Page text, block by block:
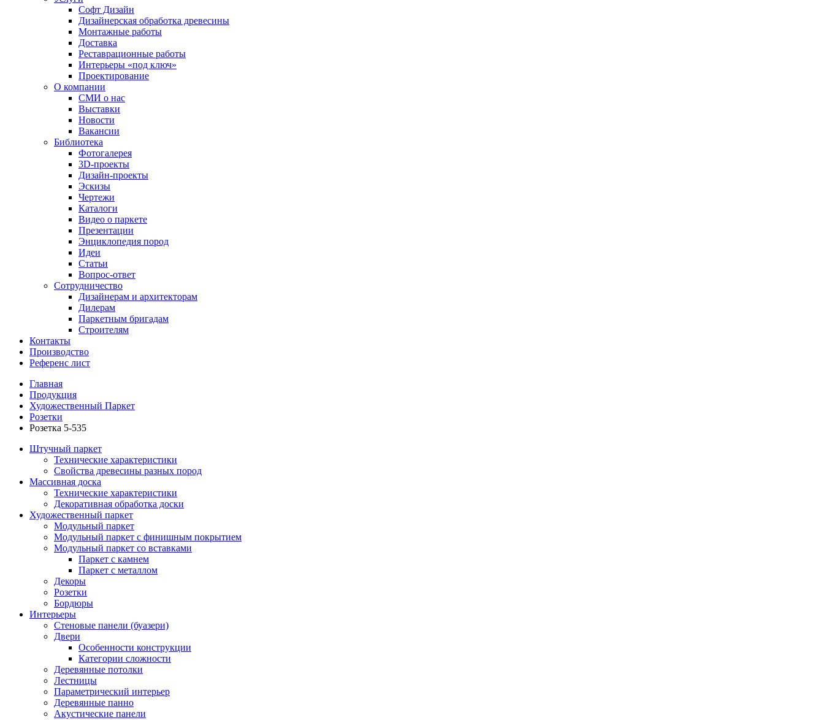
Софт Дизайн
Дизайнерская обработка древесины
Монтажные работы
Доставка
Реставрационные работы
Интерьеры «под ключ»
Проектирование
О компании
СМИ о нас
Выставки
Новости
Вакансии
Библиотека
Фотогалерея
3D-проекты
Дизайн-проекты
Эскизы
Чертежи
Каталоги
Видео о паркете
Презентации
Энциклопедия пород
Идеи
Статьи
Вопрос-ответ
Сотрудничество
Дизайнерам и архитекторам
Дилерам
Паркетным бригадам
Строителям
Контакты
Производство
Референс лист
Главная
Продукция
Художественный Паркет
Розетки
Розетка 5-535
Штучный паркет
Технические характеристики
Свойства древесины разных пород
Массивная доска
Технические характеристики
Декоративная обработка доски
Художественный паркет
Модульный паркет
Модульный паркет с финишным покрытием
Модульный паркет со вставками
Паркет с камнем
Паркет с металлом
Декоры
Розетки
Бордюры
Интерьеры
Стеновые панели (буазери)
Двери
Особенности конструкции
Категории сложности
Деревянные потолки
Лестницы
Параметрический интерьер
Деревянные панно
Акустические панели